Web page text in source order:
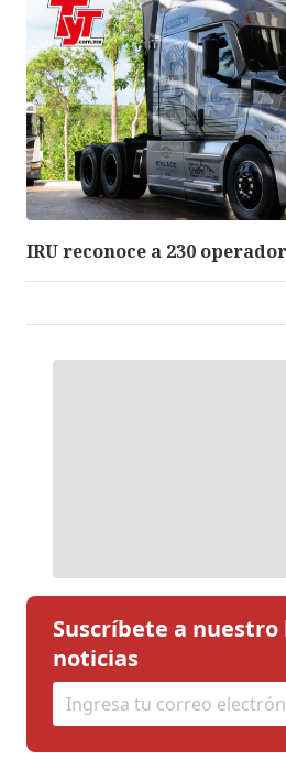
IRU reconoce a 230
Suscríbete a
noticias